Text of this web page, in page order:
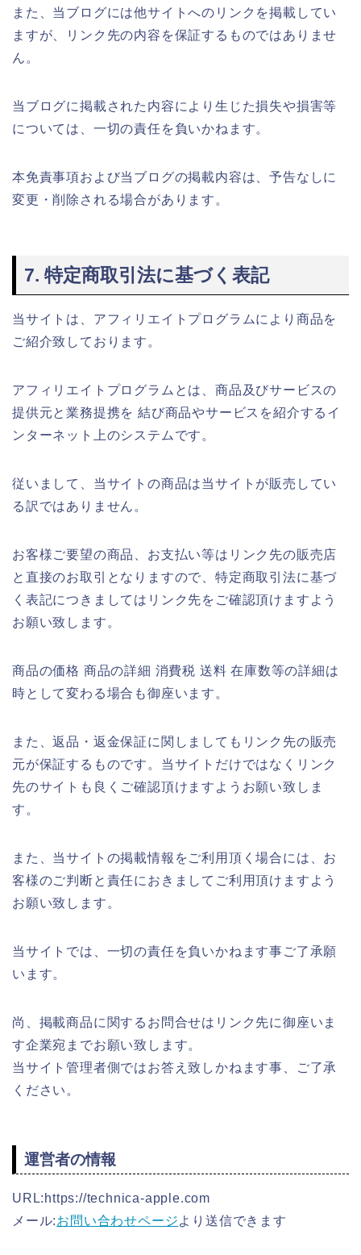
また、当ブログには他サイトへのリンクを掲載してい
ますが、リンク先の内容を保証するものではありませ
ん。
当ブログに掲載された内容により生じた損失や損害等
については、一切の責任を負いかねます。
本免責事項および当ブログの掲載内容は、予告なしに
変更・削除される場合があります。
7. 特定商取引法に基づく表記
当サイトは、アフィリエイトプログラムにより商品を
ご紹介致しております。
アフィリエイトプログラムとは、商品及びサービスの
提供元と業務提携を 結び商品やサービスを紹介するイ
ンターネット上のシステムです。
従いまして、当サイトの商品は当サイトが販売してい
る訳ではありません。
お客様ご要望の商品、お支払い等はリンク先の販売店
と直接のお取引となりますので、特定商取引法に基づ
く表記につきましてはリンク先をご確認頂けますよう
お願い致します。
商品の価格 商品の詳細 消費税 送料 在庫数等の詳細は
時として変わる場合も御座います。
また、返品・返金保証に関しましてもリンク先の販売
元が保証するものです。当サイトだけではなくリンク
先のサイトも良くご確認頂けますようお願い致しま
す。
また、当サイトの掲載情報をご利用頂く場合には、お
客様のご判断と責任におきましてご利用頂けますよう
お願い致します。
当サイトでは、一切の責任を負いかねます事ご了承願
います。
尚、掲載商品に関するお問合せはリンク先に御座いま
す企業宛までお願い致します。
当サイト管理者側ではお答え致しかねます事、ご了承
ください。
運営者の情報
URL:https://technica-apple.com
メール:お問い合わせページより送信できます